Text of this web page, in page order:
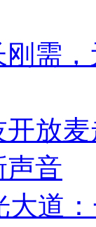
需
放
声音
大道